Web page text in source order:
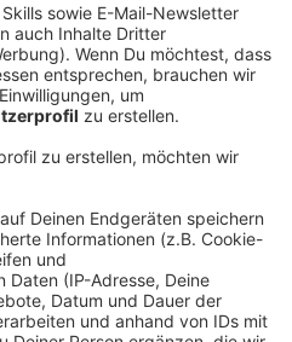
ersten Schultag.
18:42